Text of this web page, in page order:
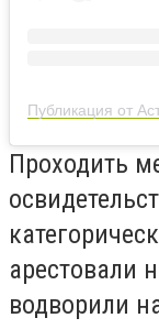
Проходить
арестовали
водворили